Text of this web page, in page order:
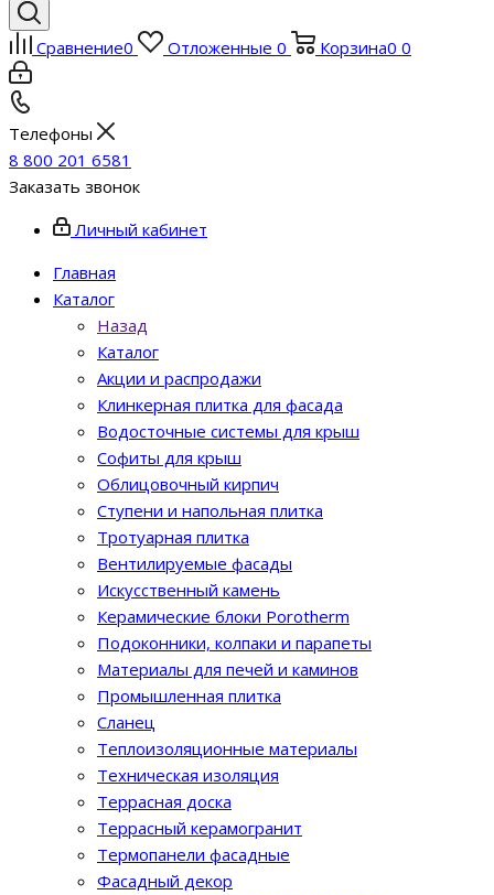
Сравнение0 Отложенные 0 Корзина0 0
Телефоны
8 800 201 6581
Заказать звонок
Личный кабинет
Главная
Каталог
Назад
Каталог
Акции и распродажи
Клинкерная плитка для фасада
Водосточные системы для крыш
Софиты для крыш
Облицовочный кирпич
Ступени и напольная плитка
Тротуарная плитка
Вентилируемые фасады
Искусственный камень
Керамические блоки Porotherm
Подоконники, колпаки и парапеты
Материалы для печей и каминов
Промышленная плитка
Сланец
Теплоизоляционные материалы
Техническая изоляция
Террасная доска
Террасный керамогранит
Термопанели фасадные
Фасадный декор